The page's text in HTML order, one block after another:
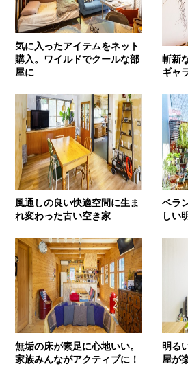
気に入ったアイテムをネット
購入。ワイルドでクールな部
屋に
斬新
ギャ
風通しの良い快適空間に生ま
れ変わった古い空き家
ベラ
しい
無垢の床が素足に心地いい。
家族みんながアクティブに！
明る
屋が